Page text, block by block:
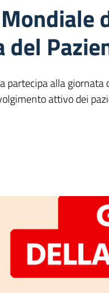
del
partecipa alla
attivo dei